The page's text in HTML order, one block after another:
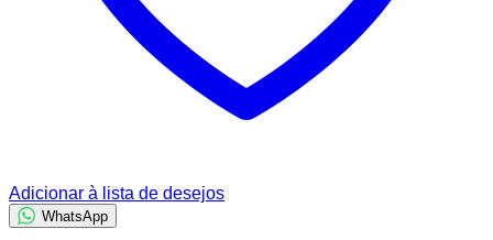
Adicionar à lista de desejos
WhatsApp